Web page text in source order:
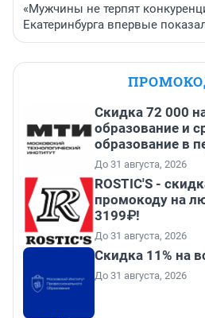
«Мужчины не терпят
Екатеринбурга впервые
Скидка 72 000
образование и
образование в
До 31 августа, 2026
ROSTIC'S -
промокоду на
3199₽!
До 31 августа, 2026
Скидка 11% на
До 31 августа, 2026